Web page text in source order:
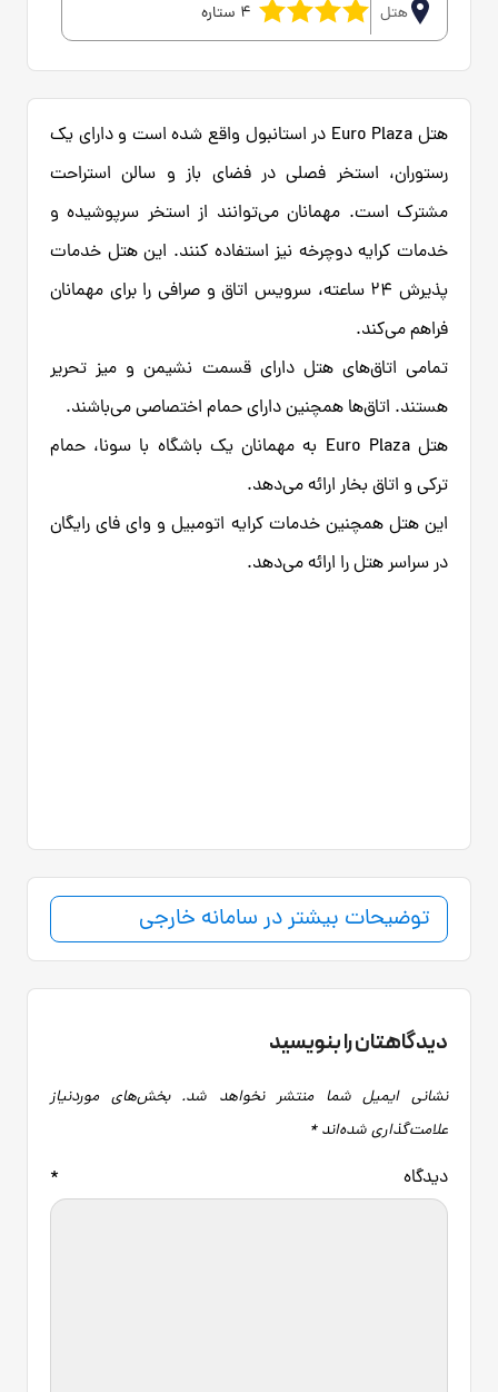
هتل 4 ستاره
هتل Euro Plaza در استانبول واقع شده است و دارای یک
رستوران، استخر فصلی در فضای باز و سالن استراحت
مشترک است. مهمانان می‌توانند از استخر سرپوشیده و
خدمات کرایه دوچرخه نیز استفاده کنند. این هتل خدمات
پذیرش 24 ساعته، سرویس اتاق و صرافی را برای مهمانان
فراهم می‌کند.
تمامی اتاق‌های هتل دارای قسمت نشیمن و میز تحریر
هستند. اتاق‌ها همچنین دارای حمام اختصاصی می‌باشند.
هتل Euro Plaza به مهمانان یک باشگاه با سونا، حمام
ترکی و اتاق بخار ارائه می‌دهد.
این هتل همچنین خدمات کرایه اتومبیل و وای فای رایگان
در سراسر هتل را ارائه می‌دهد.
توضیحات بیشتر در سامانه خارجی
دیدگاهتان را بنویسید
نشانی ایمیل شما منتشر نخواهد شد. بخش‌های موردنیاز
علامت‌گذاری شده‌اند*
دیدگاه *